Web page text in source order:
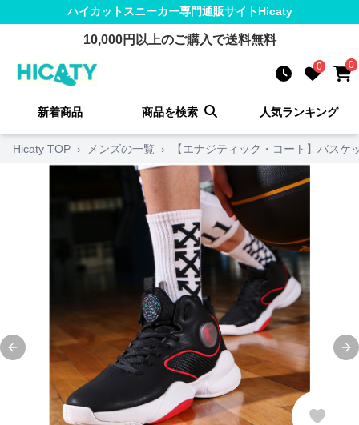
ハイカットスニーカー専門通販サイトHicaty
10,000円以上のご購入で送料無料
0 0
新着商品 商品を検索 人気ランキング
Hicaty TOP › メンズの一覧 › 【エナジティック・コート】バス
Previous slide